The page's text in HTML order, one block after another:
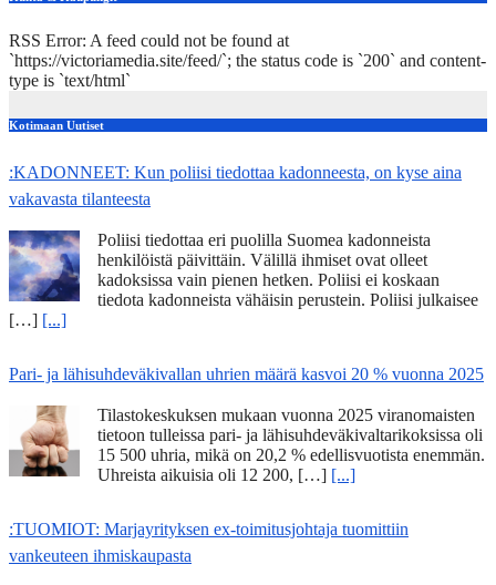
RSS Error: A feed could not be found at
`https://victoriamedia.site/feed/`; the status code is `200` and content-
type is `text/html`
Kotimaan Uutiset
:KADONNEET: Kun poliisi tiedottaa kadonneesta, on kyse aina
vakavasta tilanteesta
Poliisi tiedottaa eri puolilla Suomea kadonneista
henkilöistä päivittäin. Välillä ihmiset ovat olleet
kadoksissa vain pienen hetken. Poliisi ei koskaan
tiedota kadonneista vähäisin perustein. Poliisi julkaisee
[…] [...]
Pari- ja lähisuhdeväkivallan uhrien määrä kasvoi 20 % vuonna 2025
Tilastokeskuksen mukaan vuonna 2025 viranomaisten
tietoon tulleissa pari- ja lähisuhdeväkivaltarikoksissa oli
15 500 uhria, mikä on 20,2 % edellisvuotista enemmän.
Uhreista aikuisia oli 12 200, […] [...]
:TUOMIOT: Marjayrityksen ex-toimitusjohtaja tuomittiin
vankeuteen ihmiskaupasta